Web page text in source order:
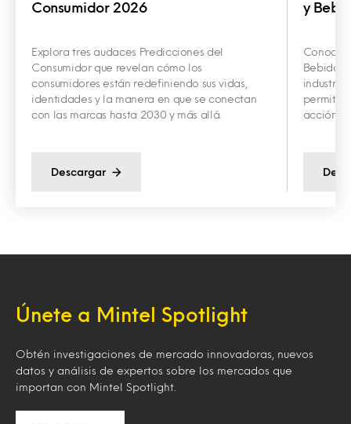
Consumidor 2026
Explora tres audaces Predicciones del
Consumidor que revelan cómo los
consumidores están redefiniendo sus vidas,
identidades y la manera en que se conectan
con las marcas hasta 2030 y más allá.
Descargar
y
Conoce
Bebidas
industria
acción y
Únete a Mintel Spotlight
Obtén investigaciones de mercado innovadoras, nuevos
datos y análisis de expertos sobre los mercados que
importan con Mintel Spotlight.